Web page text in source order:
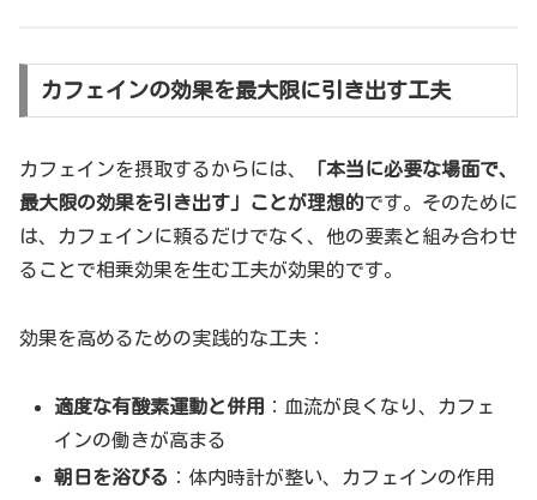
カフェインの効果を最大限に引き出す工夫
カフェインを摂取するからには、
「本当に必要な場面で、
最大限の効果を引き出す」ことが理想的です。そのために
は、カフェインに頼るだけでなく、他の要素と組み合わせ
ることで相乗効果を生む工夫が効果的です。
効果を高めるための実践的な工夫：
適度な有酸素運動と併用
：血流が良くなり、カフェ
インの働きが高まる
朝日を浴びる ：体内時計が整い、カフェインの作用